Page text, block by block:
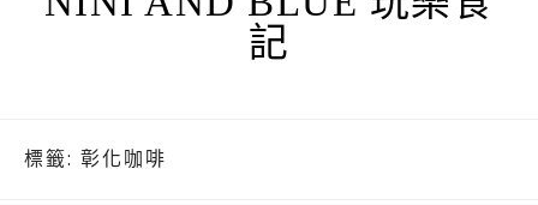
記
標籤: 彰化咖啡